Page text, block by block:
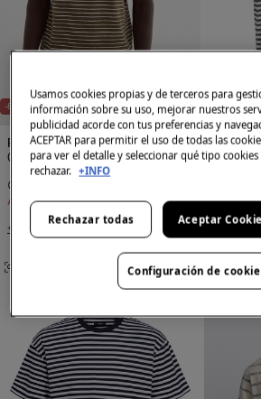
-83%
Pedro del Hierro
Camiseta rayas
Ahorras49,91 €
+2 Colores
-55%
Jack &
Ahorras
Usamos cookies propias y de terceros para
información sobre su uso, mejorar nuestros
publicidad acorde con tus preferencias y
ACEPTAR para permitir el uso de todas las
para ver el detalle y seleccionar qué tipo cookies
rechazar. +INFO
Rechazar todas Aceptar
Configuración de